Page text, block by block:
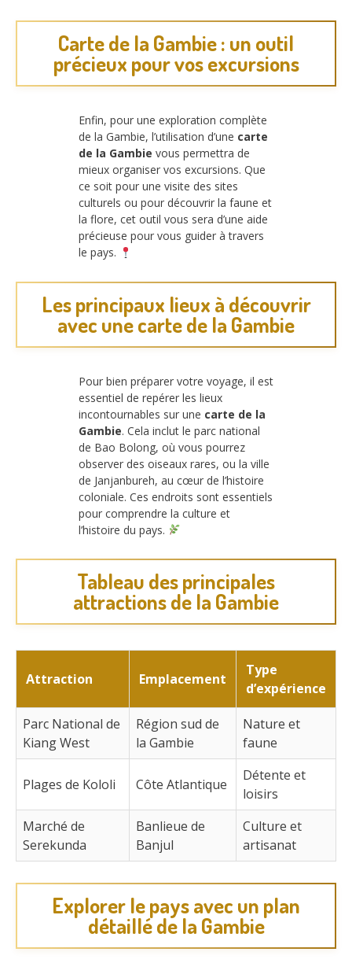
Carte de la Gambie : un outil
précieux pour vos excursions
Enfin, pour une exploration complète
de la Gambie, l’utilisation d’une carte
de la Gambie vous permettra de
mieux organiser vos excursions. Que
ce soit pour une visite des sites
culturels ou pour découvrir la faune et
la flore, cet outil vous sera d’une aide
précieuse pour vous guider à travers
le pays.
Les principaux lieux à découvrir
avec une carte de la Gambie
Pour bien préparer votre voyage, il est
essentiel de repérer les lieux
incontournables sur une carte de la
Gambie. Cela inclut le parc national
de Bao Bolong, où vous pourrez
observer des oiseaux rares, ou la ville
de Janjanbureh, au cœur de l’histoire
coloniale. Ces endroits sont essentiels
pour comprendre la culture et
l’histoire du pays.
Tableau des principales
attractions de la Gambie
Attraction Emplacement
Type
d’expérience
Parc National de
Kiang West
Région sud de
la Gambie
Nature et
faune
Plages de Kololi Côte Atlantique
Détente et
loisirs
Marché de
Serekunda
Banlieue de
Banjul
Culture et
artisanat
Explorer le pays avec un plan
détaillé de la Gambie